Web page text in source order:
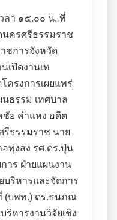
ลา ๑๕.๐๐ น. ที่
นครศรีธรรมราช
ชการจังหวัด
เปิดงานเท
ครงการเผยแพร่
ธรรม เทศบาล
ชัย คำแหง อดีต
รีธรรมราช นาย
ทุ่งสง รศ.ดร.ปุ่น
าร ฝ่ายแผนงาน
ริหารและจัดการ
(บพท.) ดร.ธนภณ
หารงานวิจัยเชิง